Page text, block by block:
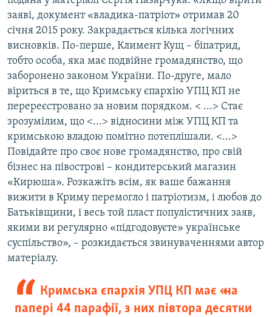
заяві, документ «владика-патріот» отримав 20
січня 2015 року. Закрадається кілька логічних
висновків. По-перше, Климент Кущ – біпатрид,
тобто особа, яка має подвійне громадянство, що
заборонено законом України. По-друге, мало
віриться в те, що Кримську єпархію УПЦ КП не
перереєстровано за новим порядком. < ...> Стає
зрозумілим, що <...> відносини між УПЦ КП та
кримською владою помітно потеплішали. <...>
Повідайте про своє нове громадянство, про свій
бізнес на півострові – кондитерський магазин
«Кирюша». Розкажіть всім, як ваше бажання
вижити в Криму перемогло і патріотизм, і любов до
Батьківщини, і весь той пласт популістичних заяв,
якими ви регулярно «підгодовуєте» українське
суспільство», – розкидається звинуваченнями автор
матеріалу.
Кримська єпархія УПЦ КП має «на
папері 44 парафії, з них півтора десятки